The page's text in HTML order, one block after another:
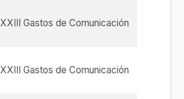
XXIII Gastos de Comunicación
XXIII Gastos de Comunicación